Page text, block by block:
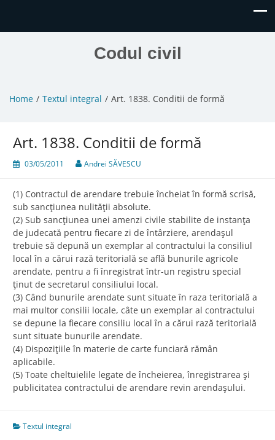
Codul civil
Home Textul integral Art. 1838. Conditii de formă
Art. 1838. Conditii de formă
03/05/2011 Andrei SĂVESCU
(1) Contractul de arendare trebuie încheiat în formă scrisă,
sub sancţiunea nulităţii absolute.
(2) Sub sancţiunea unei amenzi civile stabilite de instanţa
de judecată pentru fiecare zi de întârziere, arendaşul
trebuie să depună un exemplar al contractului la consiliul
local în a cărui rază teritorială se află bunurile agricole
arendate, pentru a fi înregistrat într-un registru special
ţinut de secretarul consiliului local.
(3) Când bunurile arendate sunt situate în raza teritorială a
mai multor consilii locale, câte un exemplar al contractului
se depune la fiecare consiliu local în a cărui rază teritorială
sunt situate bunurile arendate.
(4) Dispoziţiile în materie de carte funciară rămân
aplicabile.
(5) Toate cheltuielile legate de încheierea, înregistrarea şi
publicitatea contractului de arendare revin arendaşului.
Textul integral